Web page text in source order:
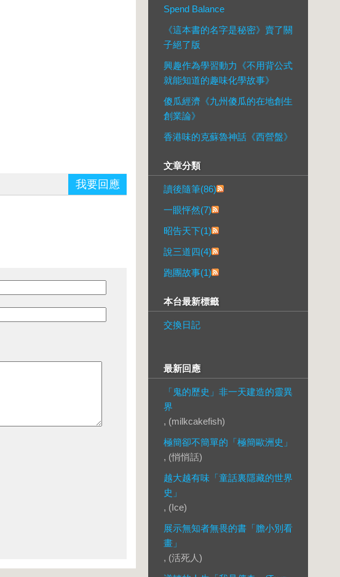
我要回應
Spend Balance
《這本書的名字是秘密》賣了關
子絕了版
興趣作為學習動力《不用背公式
就能知道的趣味化學故事》
傻瓜經濟《九州傻瓜的在地創生
創業論》
香港味的克蘇魯神話《西營盤》
文章分類
讀後隨筆(86)
一眼怦然(7)
昭告天下(1)
說三道四(4)
跑團故事(1)
本台最新標籤
交換日記
最新回應
「鬼的歷史」非一天建造的靈異
界
, (milkcakefish)
極簡卻不簡單的「極簡歐洲史」
, (悄悄話)
越大越有味「童話裏隱藏的世界
史」
, (Ice)
展示無知者無畏的書「膽小別看
畫」
, (活死人)